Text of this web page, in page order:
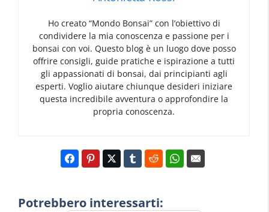
Ho creato “Mondo Bonsai” con l’obiettivo di
condividere la mia conoscenza e passione per i
bonsai con voi. Questo blog è un luogo dove posso
offrire consigli, guide pratiche e ispirazione a tutti
gli appassionati di bonsai, dai principianti agli
esperti. Voglio aiutare chiunque desideri iniziare
questa incredibile avventura o approfondire la
propria conoscenza.
Potrebbero interessarti: